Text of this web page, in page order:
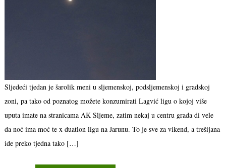
Sljedeći tjedan je šarolik meni u sljemenskoj, podsljemenskoj i gradskoj
zoni, pa tako od poznatog možete konzumirati Lagvić ligu o kojoj više
uputa imate na stranicama AK Sljeme, zatim nekaj u centru grada di vele
da noć ima moć te x duatlon ligu na Jarunu. To je sve za vikend, a trešijana
ide preko tjedna tako […]